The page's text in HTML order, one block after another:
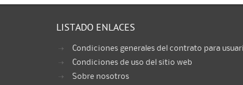
LISTADO ENLACES
Condiciones generales del contrato para
Condiciones de uso del sitio web
Sobre nosotros